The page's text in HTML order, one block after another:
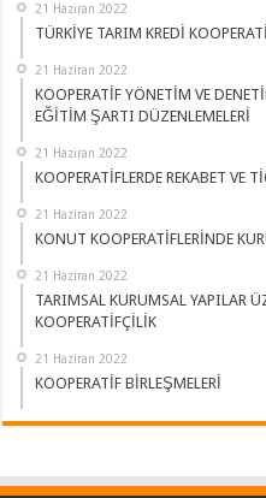
21 Haziran 2022
TÜRKİYE TARIM KREDİ
21 Haziran 2022
KOOPERATİF YÖNETİM VE
EĞİTİM ŞARTI DÜZENLEMELERİ
21 Haziran 2022
KOOPERATİFLERDE REKABET VE
21 Haziran 2022
KONUT KOOPERATİFLERİNDE
21 Haziran 2022
TARIMSAL KURUMSAL YAPILAR
KOOPERATİFÇİLİK
21 Haziran 2022
KOOPERATİF BİRLEŞMELERİ